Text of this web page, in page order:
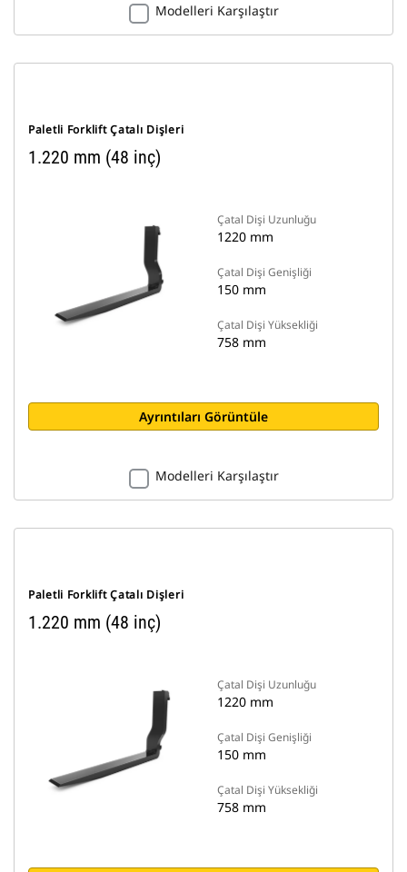
Modelleri Karşılaştır
Paletli Forklift Çatalı Dişleri
1.220 mm (48 inç)
Çatal Dişi Uzunluğu
1220 mm
Çatal Dişi Genişliği
150 mm
Çatal Dişi Yüksekliği
758 mm
Ayrıntıları Görüntüle
Modelleri Karşılaştır
Paletli Forklift Çatalı Dişleri
1.220 mm (48 inç)
Çatal Dişi Uzunluğu
1220 mm
Çatal Dişi Genişliği
150 mm
Çatal Dişi Yüksekliği
758 mm